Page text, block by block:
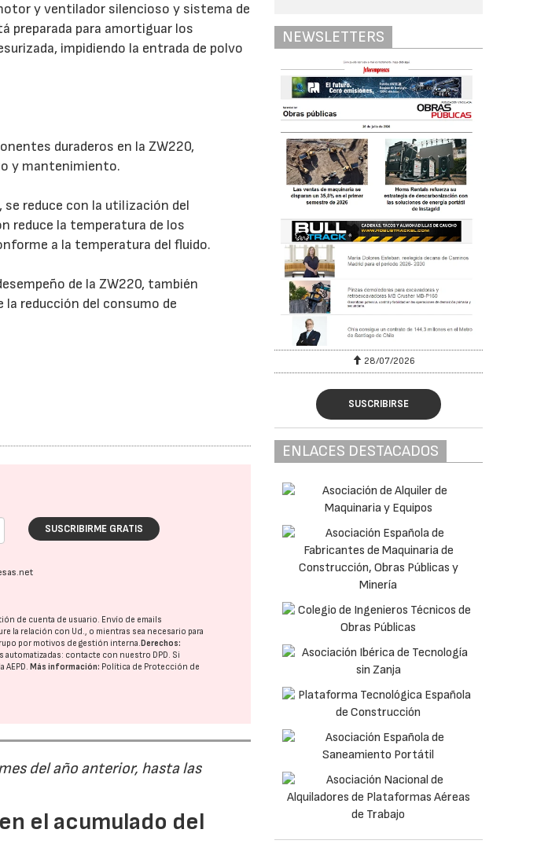
y ventilador silencioso y sistema de
preparada para amortiguar los
impidiendo la entrada de polvo
duraderos en la ZW220,
y mantenimiento.
reduce con la utilización del
reduce la temperatura de los
a la temperatura del fluido.
de la ZW220, también
reducción del consumo de
SUSCRIBIRME GRATIS
de cuenta de usuario. Envío de emails
la relación con Ud., o mientras sea necesario para
por motivos de gestión interna. Derechos:
contacte con nuestro DPD. Si
AEPD. Más información: Política de Protección de
del año anterior, hasta las
el acumulado del
NEWSLETTERS
28/07/2026
SUSCRIBIRSE
ENLACES DESTACADOS